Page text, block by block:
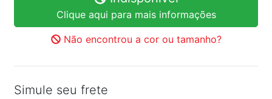
Clique aqui para mais informações
Não encontrou a cor ou tamanho?
Simule seu frete